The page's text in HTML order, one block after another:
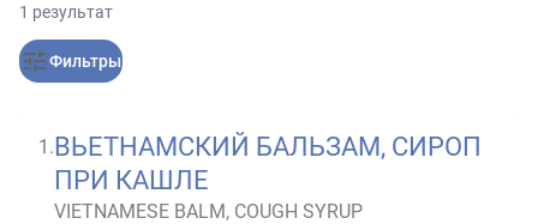
1 результат
Фильтры
1 .ВЬЕТНАМСКИЙ БАЛЬЗАМ, СИРОП
ПРИ КАШЛЕ
VIETNAMESE BALM, COUGH SYRUP